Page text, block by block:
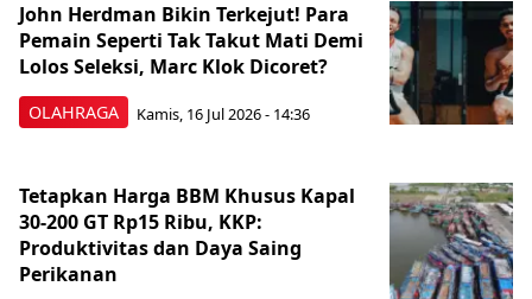
OLAHRAGA
John Herdman Bikin Terkejut! Para
Pemain Seperti Tak Takut Mati Demi
Lolos Seleksi, Marc Klok Dicoret?
Kamis, 16 Jul 2026 - 14:36
Tetapkan Harga BBM Khusus Kapal
30-200 GT Rp15 Ribu, KKP:
Produktivitas dan Daya Saing
Perikanan